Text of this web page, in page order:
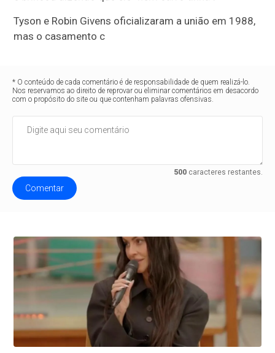
Tyson e Robin Givens oficializaram a união em 1988,
mas o casamento c
* O conteúdo de cada comentário é de responsabilidade de quem realizá-lo.
Nos reservamos ao direito de reprovar ou eliminar comentários em desacordo
com o propósito do site ou que contenham palavras ofensivas.
500caracteres restantes.
Comentar